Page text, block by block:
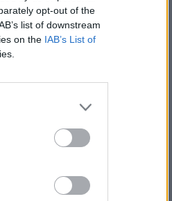
opt-out of the
list of downstream
on the IAB’s List of